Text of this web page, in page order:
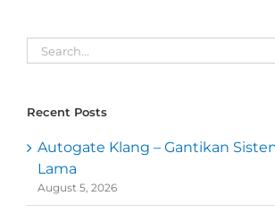
Search
for:
Recent Posts
Autogate Klang – Gantikan
Lama
August 5, 2026